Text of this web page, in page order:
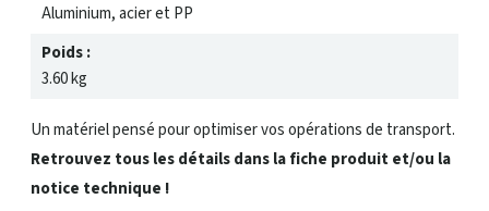
Aluminium, acier et PP
Poids :
3.60 kg
Un matériel pensé pour optimiser vos opérations de transport.
Retrouvez tous les détails dans la fiche produit et/ou la
notice technique !